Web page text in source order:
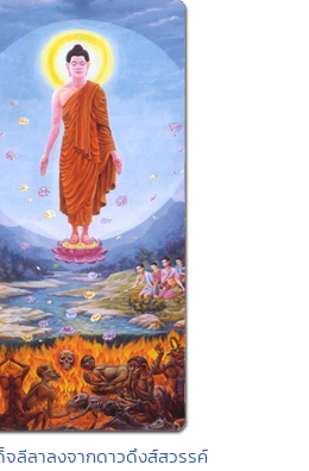
จลีลาลงจากดาวดึงส์สวรรค์